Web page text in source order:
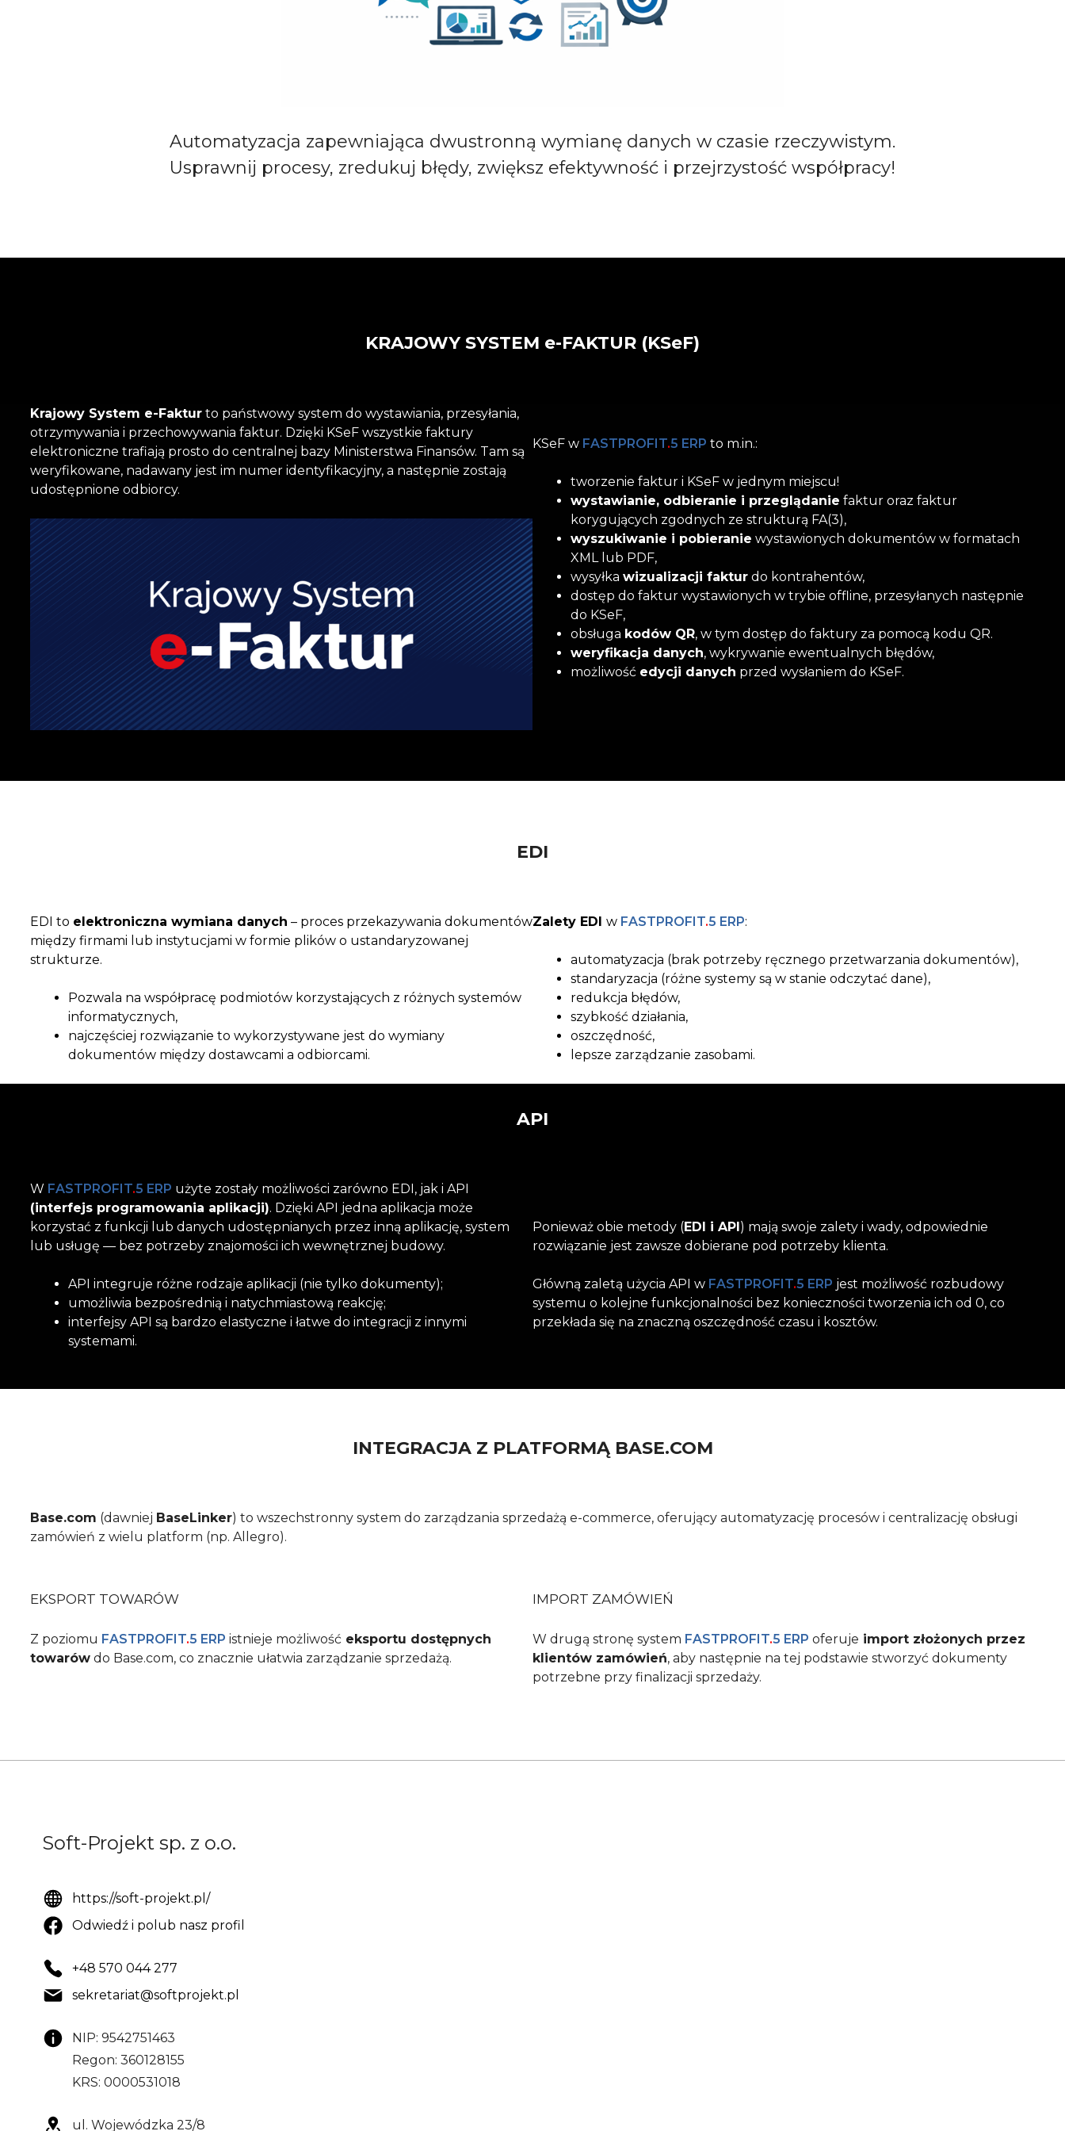
Automatyzacja zapewniająca dwustronną wymianę danych w czasie rzeczywistym.
Usprawnij procesy, zredukuj błędy, zwiększ efektywność i przejrzystość współpracy!
KRAJOWY SYSTEM e-FAKTUR (KSeF)
Krajowy System e-Faktur to państwowy system do wystawiania, przesyłania,
otrzymywania i przechowywania faktur. Dzięki KSeF wszystkie faktury
elektroniczne trafiają prosto do centralnej bazy Ministerstwa Finansów. Tam są
weryfikowane, nadawany jest im numer identyfikacyjny, a następnie zostają
udostępnione odbiorcy.
KSeF w FASTPROFIT.5 ERP to m.in.:
tworzenie faktur i KSeF w jednym miejscu!
wystawianie, odbieranie i przeglądanie faktur oraz faktur
korygujących zgodnych ze strukturą FA(3),
wyszukiwanie i pobieranie wystawionych dokumentów w formatach
XML lub PDF,
wysyłka wizualizacji faktur do kontrahentów,
dostęp do faktur wystawionych w trybie offline, przesyłanych następnie
do KSeF,
obsługa kodów QR, w tym dostęp do faktury za pomocą kodu QR.
weryfikacja danych, wykrywanie ewentualnych błędów,
możliwość edycji danych przed wysłaniem do KSeF.
EDI
EDI to elektroniczna wymiana danych – proces przekazywania dokumentów
między firmami lub instytucjami w formie plików o ustandaryzowanej
strukturze.
Pozwala na współpracę podmiotów korzystających z różnych systemów
informatycznych,
najczęściej rozwiązanie to wykorzystywane jest do wymiany
dokumentów między dostawcami a odbiorcami.
Zalety EDI w FASTPROFIT.5 ERP:
automatyzacja (brak potrzeby ręcznego przetwarzania dokumentów),
standaryzacja (różne systemy są w stanie odczytać dane),
redukcja błędów,
szybkość działania,
oszczędność,
lepsze zarządzanie zasobami.
API
W FASTPROFIT.5 ERP użyte zostały możliwości zarówno EDI, jak i API
(interfejs programowania aplikacji). Dzięki API jedna aplikacja może
korzystać z funkcji lub danych udostępnianych przez inną aplikację, system
lub usługę — bez potrzeby znajomości ich wewnętrznej budowy.
API integruje różne rodzaje aplikacji (nie tylko dokumenty);
umożliwia bezpośrednią i natychmiastową reakcję;
interfejsy API są bardzo elastyczne i łatwe do integracji z innymi
systemami.
Ponieważ obie metody (EDI i API ) mają swoje zalety i wady, odpowiednie
rozwiązanie jest zawsze dobierane pod potrzeby klienta.
Główną zaletą użycia API w FASTPROFIT.5 ERP jest możliwość rozbudowy
systemu o kolejne funkcjonalności bez konieczności tworzenia ich od 0, co
przekłada się na znaczną oszczędność czasu i kosztów.
INTEGRACJA Z PLATFORMĄ BASE.COM
Base.com (dawniej BaseLinker) to wszechstronny system do zarządzania sprzedażą e-commerce, oferujący automatyzację procesów i centralizację obsługi
zamówień z wielu platform (np. Allegro).
EKSPORT TOWARÓW
Z poziomu FASTPROFIT.5 ERP istnieje możliwość eksportu dostępnych
towarów do Base.com, co znacznie ułatwia zarządzanie sprzedażą.
IMPORT ZAMÓWIEŃ
W drugą stronę system FASTPROFIT.5 ERP oferuje import złożonych przez
klientów zamówień, aby następnie na tej podstawie stworzyć dokumenty
potrzebne przy finalizacji sprzedaży.
Soft-Projekt sp. z o.o.
https://soft-projekt.pl/
Odwiedź i polub nasz profil
+48 570 044 277
sekretariat@softprojekt.pl
NIP: 9542751463
Regon: 360128155
KRS: 0000531018
ul. Wojewódzka 23/8